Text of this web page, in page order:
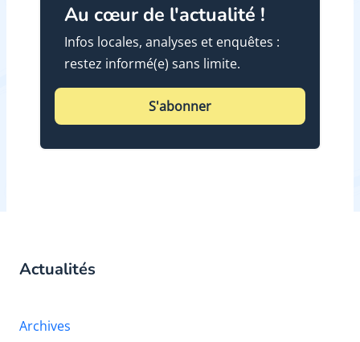
Au cœur de l'actualité !
Infos locales, analyses et enquêtes :
restez informé(e) sans limite.
S'abonner
Actualités
Archives